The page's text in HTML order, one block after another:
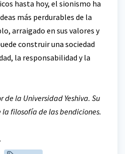
hasta hoy, el sionismo ha
más perdurables de la
arraigado en sus valores y
construir una sociedad
la responsabilidad y la
de la Universidad Yeshiva. Su
filosofía de las bendiciones.